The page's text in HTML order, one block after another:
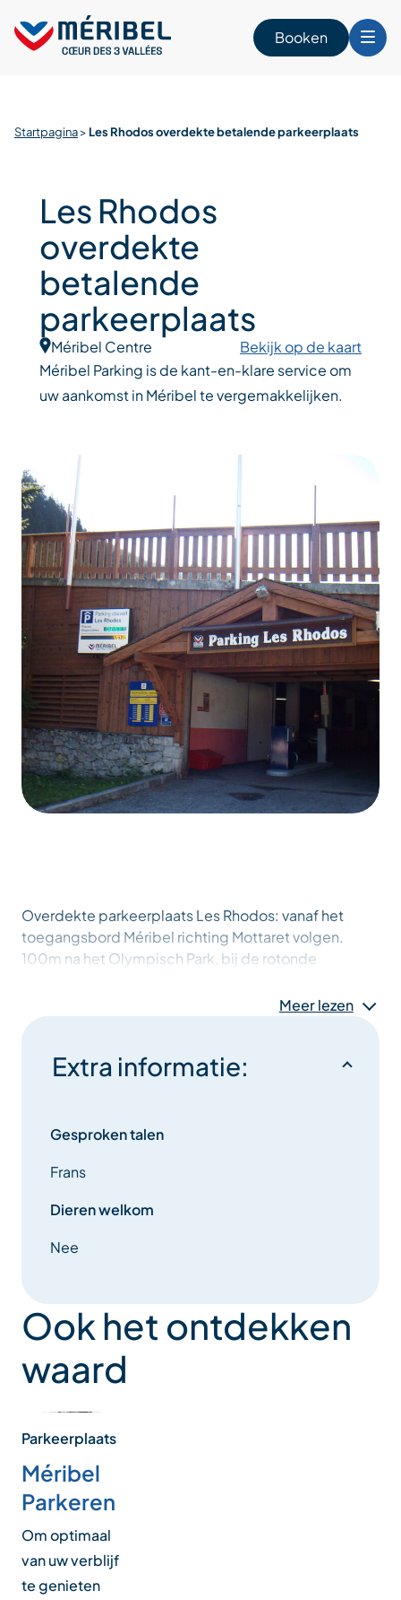
content
Booken
Startpagina> Les Rhodos overdekte betalende parkeerplaats
Overdekte parkeerplaats Les Rhodos: vanaf het
toegangsbord Méribel richting Mottaret volgen.
100m na het Olympisch Park, bij de rotonde
Méribel-dal te verbeteren.
Meer lezen
Extra informatie:
Gesproken talen
Frans
Dieren welkom
Nee
Ook het ontdekken
waard
Parkeerplaats
Méribel
Parkeren
Om optimaal
van uw verblijf
te genieten
Les Rhodos
overdekte
betalende
parkeerplaats
Méribel Centre
Bekijk op de kaart
Méribel Parking is de kant-en-klare service om
uw aankomst in Méribel te vergemakkelijken.